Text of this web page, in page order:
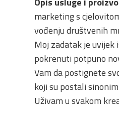
marketing s
vođenju društvenih
Moj zadatak je
pokrenuti potpuno
Vam da postignete
koji su postali
Uživam u svakom